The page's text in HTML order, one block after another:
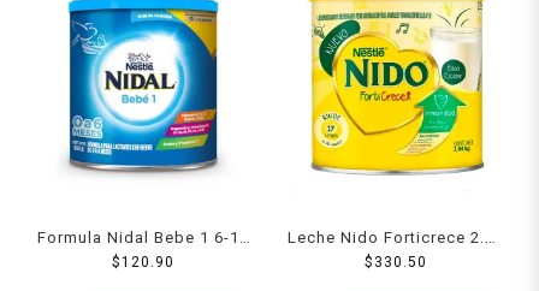
Formula Nidal Bebe 1 6-12
Meses 360 Gr
$120.90
Leche Nido Forticrece 2.04
kg
$ 330.50